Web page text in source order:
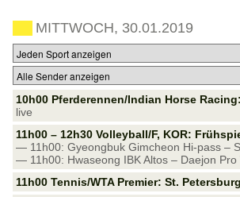
MITTWOCH, 30.01.2019
10h00 Pferderennen/Indian Horse
live
11h00 – 12h30 Volleyball/F, KOR:
— 11h00: Gyeongbuk Gimcheon Hi-pass –
— 11h00: Hwaseong IBK Altos – Daejon Pro
11h00 Tennis/WTA Premier: St. Petersburg